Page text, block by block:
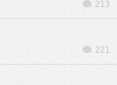
213
221